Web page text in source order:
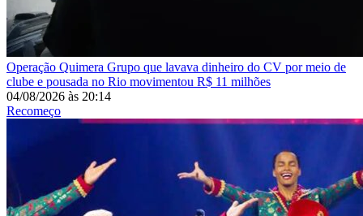
Operação Quimera Grupo que lavava dinheiro do CV por meio de
clube e pousada no Rio movimentou R$ 11 milhões
04/08/2026 às 20:14
Recomeço